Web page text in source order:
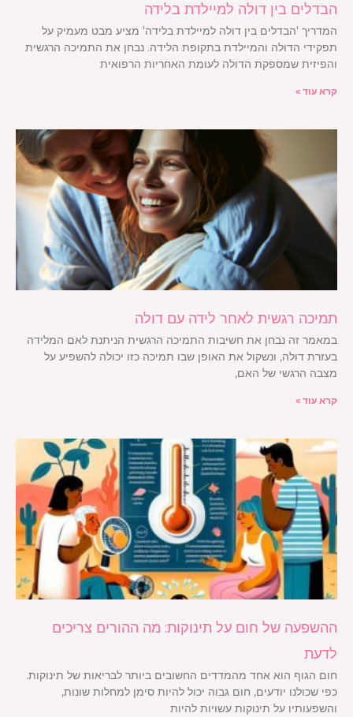
הבדלים בין דולה למיילדת בלידה
המדריך 'הבדלים בין דולה למיילדת בלידה' מציע מבט מעמיק על
תפקידי הדולה והמיילדת בתקופת הלידה. נבחן את התמיכה הרגשית
והפיזית שמספקת הדולה לעומת האחריות הרפואית
קרא עוד »
תמיכה רגשית לאחר לידה עם דולה
במאמר זה נבחן את חשיבות התמיכה הרגשית הניתנת לאם המלידה
בעזרת דולה, ונשקול את האופן שבו תמיכה כזו יכולה להשפיע על
מצבה הרגשי של האם,
קרא עוד »
ההשפעה של חום על תינוקות: מה ההורים צריכים
לדעת
חום הגוף הוא אחד מהמדדים החשובים ביותר לבריאות של תינוקות.
כפי שכולנו יודעים, חום גבוה יכול להיות סימן למחלות שונות,
והשפעותיו על תינוקות עשויות להיות